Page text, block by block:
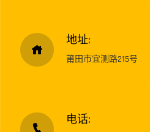
地址:
莆田市宜测路215号
电话: